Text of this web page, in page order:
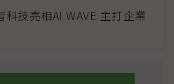
技亮相AI WAVE 主打企業